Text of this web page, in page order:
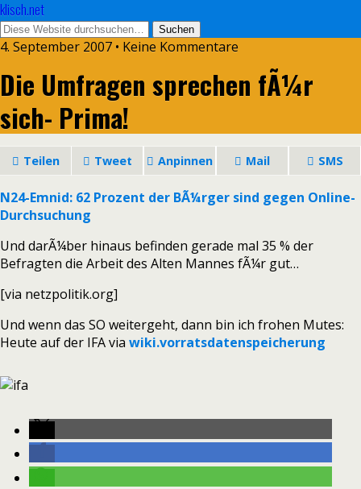
klisch.net
4. September 2007 • Keine Kommentare
Die Umfragen sprechen fÃ¼r
sich- Prima!
Teilen Tweet Anpinnen Mail SMS
N24-Emnid: 62 Prozent der BÃ¼rger sind gegen Online-
Durchsuchung
Und darÃ¼ber hinaus befinden gerade mal 35 % der
Befragten die Arbeit des Alten Mannes fÃ¼r gut…
[via netzpolitik.org]
Und wenn das SO weitergeht, dann bin ich frohen Mutes:
Heute auf der IFA via wiki.vorratsdatenspeicherung